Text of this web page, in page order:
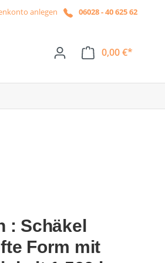
anlegen 06028 - 40 625 62
0,00 €*
News
: Schäkel
Form mit